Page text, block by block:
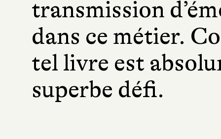
transmission
dans ce métier.
tel livre est
superbe défi.